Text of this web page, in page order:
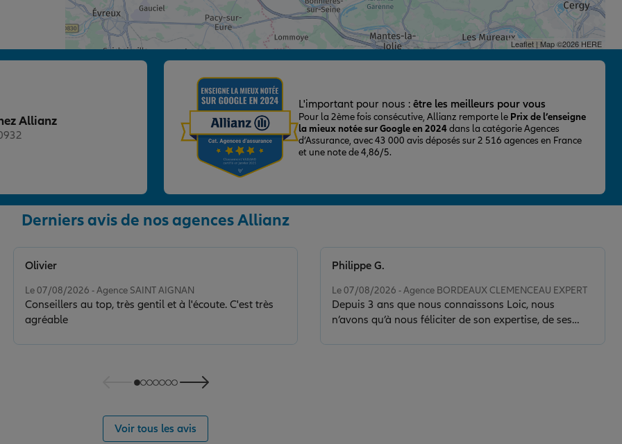
Leaflet| Map ©2026 HERE
Allianz
L'important pour nous : être les meilleurs pour vous
Pour la 2ème fois consécutive, Allianz remporte le Prix de l’enseigne
la mieux notée sur Google en 2024dans la catégorie Agences
d’Assurance, avec 43 000 avis déposés sur 2 516 agences en France
et une note de 4,86/5.
Derniers avis de nos agences Allianz
Le 07/08/2026 - Agence SAINT AIGNAN
Conseillers au top, très gentil et à l'écoute. C'est très
agréable
Olivier
Le 07/08/2026 - Agence BORDEAUX CLEMENCEAU EXPERT
Depuis 3 ans que nous connaissons Loic, nous
n’avons qu’à nous féliciter de son expertise, de ses
Philippe G.
Voir tous les avis